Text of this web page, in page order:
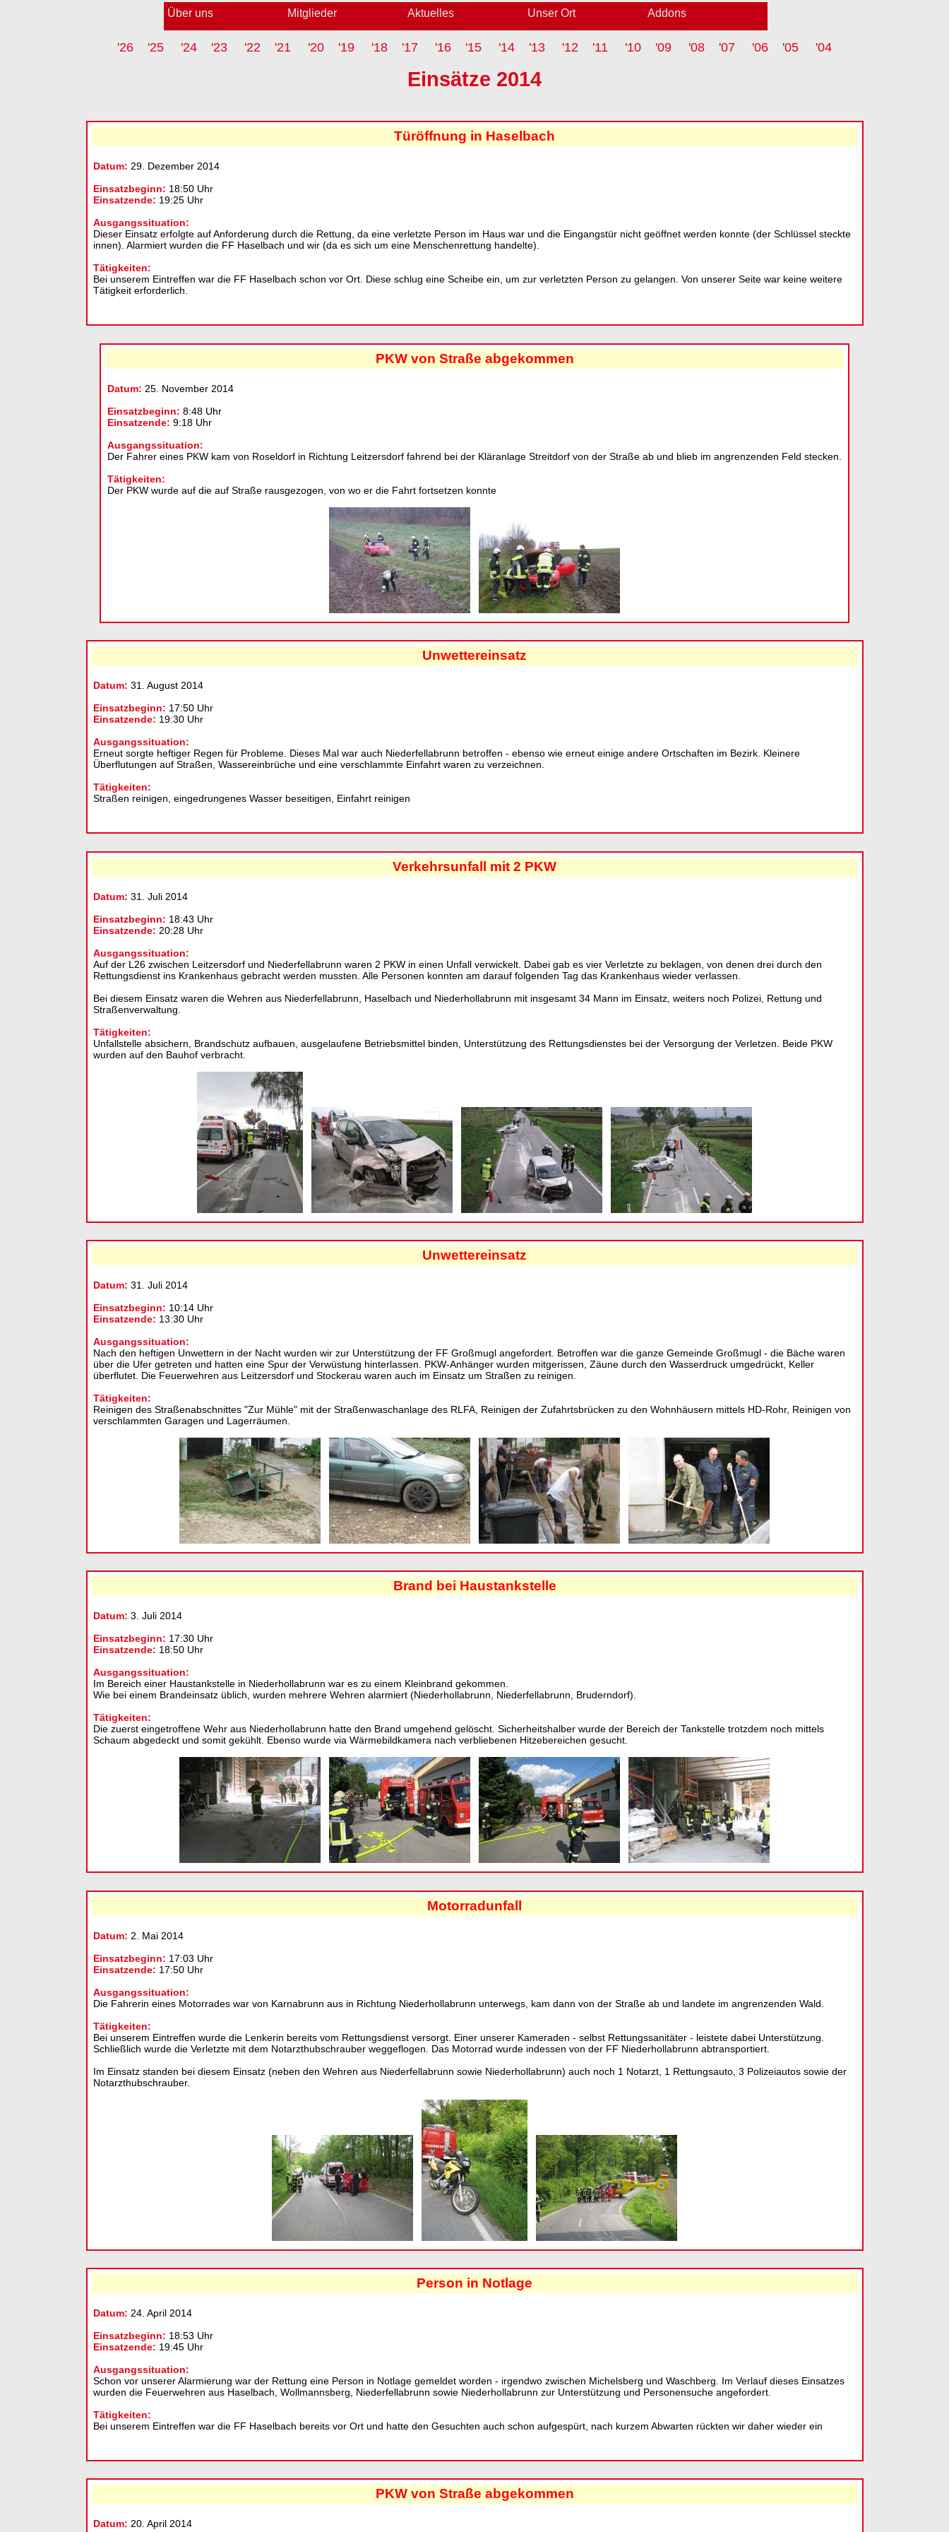
Über uns Mitglieder Aktuelles Unser Ort Addons
'26 '25 '24 '23 '22 '21 '20 '19 '18 '17 '16 '15 '14 '13 '12 '11 '10 '09 '08 '07 '06 '05 '04
Einsätze 2014
Türöffnung in Haselbach
Datum: 29. Dezember 2014
Einsatzbeginn: 18:50 Uhr
Einsatzende: 19:25 Uhr
Ausgangssituation:
Dieser Einsatz erfolgte auf Anforderung durch die Rettung, da eine verletzte Person im Haus war und die Eingangstür nicht geöffnet werden konnte (der Schlüssel steckte
innen). Alarmiert wurden die FF Haselbach und wir (da es sich um eine Menschenrettung handelte).
Tätigkeiten:
Bei unserem Eintreffen war die FF Haselbach schon vor Ort. Diese schlug eine Scheibe ein, um zur verletzten Person zu gelangen. Von unserer Seite war keine weitere
Tätigkeit erforderlich.
PKW von Straße abgekommen
Datum: 25. November 2014
Einsatzbeginn: 8:48 Uhr
Einsatzende: 9:18 Uhr
Ausgangssituation:
Der Fahrer eines PKW kam von Roseldorf in Richtung Leitzersdorf fahrend bei der Kläranlage Streitdorf von der Straße ab und blieb im angrenzenden Feld stecken.
Tätigkeiten:
Der PKW wurde auf die auf Straße rausgezogen, von wo er die Fahrt fortsetzen konnte
Unwettereinsatz
Datum: 31. August 2014
Einsatzbeginn: 17:50 Uhr
Einsatzende: 19:30 Uhr
Ausgangssituation:
Erneut sorgte heftiger Regen für Probleme. Dieses Mal war auch Niederfellabrunn betroffen - ebenso wie erneut einige andere Ortschaften im Bezirk. Kleinere
Überflutungen auf Straßen, Wassereinbrüche und eine verschlammte Einfahrt waren zu verzeichnen.
Tätigkeiten:
Straßen reinigen, eingedrungenes Wasser beseitigen, Einfahrt reinigen
Verkehrsunfall mit 2 PKW
Datum: 31. Juli 2014
Einsatzbeginn: 18:43 Uhr
Einsatzende: 20:28 Uhr
Ausgangssituation:
Auf der L26 zwischen Leitzersdorf und Niederfellabrunn waren 2 PKW in einen Unfall verwickelt. Dabei gab es vier Verletzte zu beklagen, von denen drei durch den
Rettungsdienst ins Krankenhaus gebracht werden mussten. Alle Personen konnten am darauf folgenden Tag das Krankenhaus wieder verlassen.
Bei diesem Einsatz waren die Wehren aus Niederfellabrunn, Haselbach und Niederhollabrunn mit insgesamt 34 Mann im Einsatz, weiters noch Polizei, Rettung und
Straßenverwaltung.
Tätigkeiten:
Unfallstelle absichern, Brandschutz aufbauen, ausgelaufene Betriebsmittel binden, Unterstützung des Rettungsdienstes bei der Versorgung der Verletzen. Beide PKW
wurden auf den Bauhof verbracht.
Unwettereinsatz
Datum: 31. Juli 2014
Einsatzbeginn: 10:14 Uhr
Einsatzende: 13:30 Uhr
Ausgangssituation:
Nach den heftigen Unwettern in der Nacht wurden wir zur Unterstützung der FF Großmugl angefordert. Betroffen war die ganze Gemeinde Großmugl - die Bäche waren
über die Ufer getreten und hatten eine Spur der Verwüstung hinterlassen. PKW-Anhänger wurden mitgerissen, Zäune durch den Wasserdruck umgedrückt, Keller
überflutet. Die Feuerwehren aus Leitzersdorf und Stockerau waren auch im Einsatz um Straßen zu reinigen.
Tätigkeiten:
Reinigen des Straßenabschnittes "Zur Mühle" mit der Straßenwaschanlage des RLFA, Reinigen der Zufahrtsbrücken zu den Wohnhäusern mittels HD-Rohr, Reinigen von
verschlammten Garagen und Lagerräumen.
Brand bei Haustankstelle
Datum: 3. Juli 2014
Einsatzbeginn: 17:30 Uhr
Einsatzende: 18:50 Uhr
Ausgangssituation:
Im Bereich einer Haustankstelle in Niederhollabrunn war es zu einem Kleinbrand gekommen.
Wie bei einem Brandeinsatz üblich, wurden mehrere Wehren alarmiert (Niederhollabrunn, Niederfellabrunn, Bruderndorf).
Tätigkeiten:
Die zuerst eingetroffene Wehr aus Niederhollabrunn hatte den Brand umgehend gelöscht. Sicherheitshalber wurde der Bereich der Tankstelle trotzdem noch mittels
Schaum abgedeckt und somit gekühlt. Ebenso wurde via Wärmebildkamera nach verbliebenen Hitzebereichen gesucht.
Motorradunfall
Datum: 2. Mai 2014
Einsatzbeginn: 17:03 Uhr
Einsatzende: 17:50 Uhr
Ausgangssituation:
Die Fahrerin eines Motorrades war von Karnabrunn aus in Richtung Niederhollabrunn unterwegs, kam dann von der Straße ab und landete im angrenzenden Wald.
Tätigkeiten:
Bei unserem Eintreffen wurde die Lenkerin bereits vom Rettungsdienst versorgt. Einer unserer Kameraden - selbst Rettungssanitäter - leistete dabei Unterstützung.
Schließlich wurde die Verletzte mit dem Notarzthubschrauber weggeflogen. Das Motorrad wurde indessen von der FF Niederhollabrunn abtransportiert.
Im Einsatz standen bei diesem Einsatz (neben den Wehren aus Niederfellabrunn sowie Niederhollabrunn) auch noch 1 Notarzt, 1 Rettungsauto, 3 Polizeiautos sowie der
Notarzthubschrauber.
Person in Notlage
Datum: 24. April 2014
Einsatzbeginn: 18:53 Uhr
Einsatzende: 19:45 Uhr
Ausgangssituation:
Schon vor unserer Alarmierung war der Rettung eine Person in Notlage gemeldet worden - irgendwo zwischen Michelsberg und Waschberg. Im Verlauf dieses Einsatzes
wurden die Feuerwehren aus Haselbach, Wollmannsberg, Niederfellabrunn sowie Niederhollabrunn zur Unterstützung und Personensuche angefordert.
Tätigkeiten:
Bei unserem Eintreffen war die FF Haselbach bereits vor Ort und hatte den Gesuchten auch schon aufgespürt, nach kurzem Abwarten rückten wir daher wieder ein
PKW von Straße abgekommen
Datum: 20. April 2014